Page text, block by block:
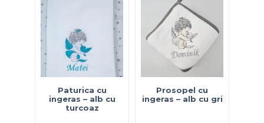
Paturica cu
ingeras – alb cu
turcoaz
Prosopel cu
ingeras – alb cu gri